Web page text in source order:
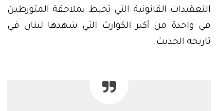
التعقيدات القانونية التي تحيط بملاحقة المتورطين
في واحدة من أكبر الكوارث التي شهدها لبنان في
تاريخه الحديث.